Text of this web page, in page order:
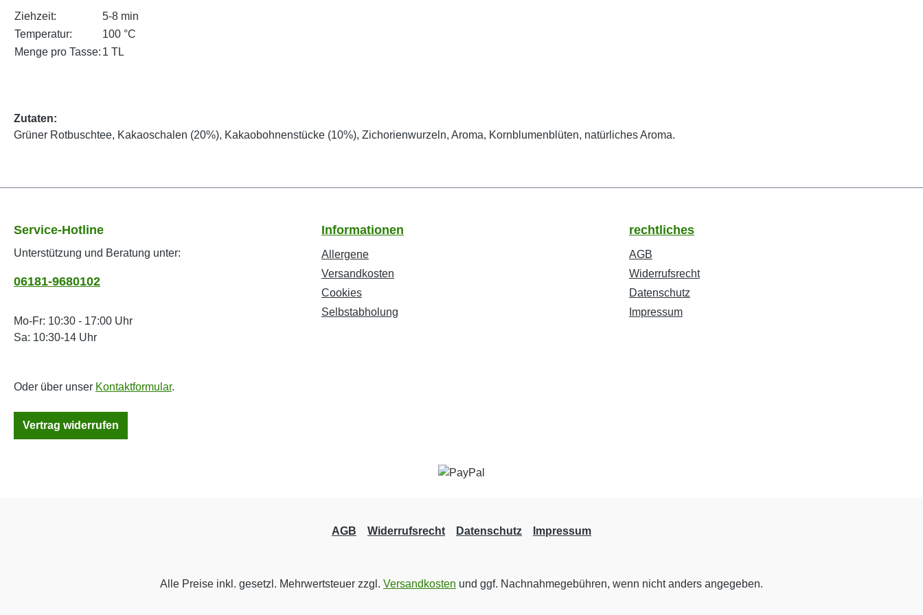
Ziehzeit:
5-8 min
Temperatur:
100 °C
Menge pro Tasse: 1 TL
Zutaten:
Grüner Rotbuschtee, Kakaoschalen (20%), Kakaobohnenstücke (10%), Zichorienwurzeln, Aroma, Kornblumenblüten, natürliches Aroma.
Service-Hotline
Unterstützung und Beratung unter:
06181-9680102
Mo-Fr: 10:30 - 17:00 Uhr
Sa: 10:30-14 Uhr
Oder über unser Kontaktformular.
Vertrag widerrufen
Informationen
Allergene
Versandkosten
Cookies
Selbstabholung
rechtliches
AGB
Widerrufsrecht
Datenschutz
Impressum
AGB Widerrufsrecht Datenschutz Impressum
Alle Preise inkl. gesetzl. Mehrwertsteuer zzgl. Versandkosten und ggf. Nachnahmegebühren, wenn nicht anders angegeben.